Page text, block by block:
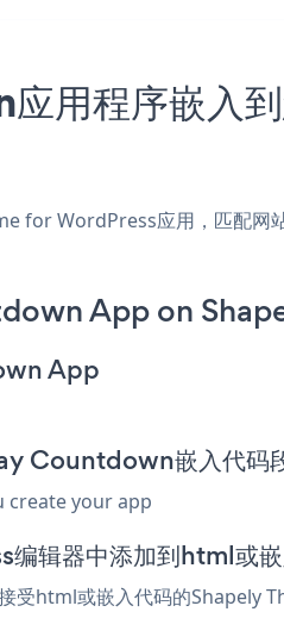
用程序嵌入
for WordPress应用，匹配
App on
App
Countdown嵌入代码
create your app
辑器中添加到html或
html或嵌入代码的Shapely